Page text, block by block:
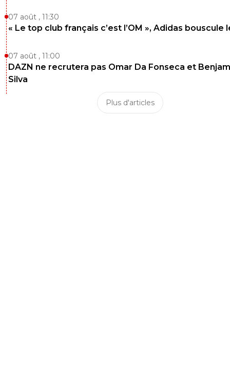
07 août , 11:30
« Le top club français c’est l’OM », Adidas bouscule
07 août , 11:00
DAZN ne recrutera pas Omar Da Fonseca et
Silva
Plus d'articles